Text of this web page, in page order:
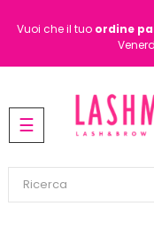
Vuoi che il tuo ordine
navigazione
Toggle
☰